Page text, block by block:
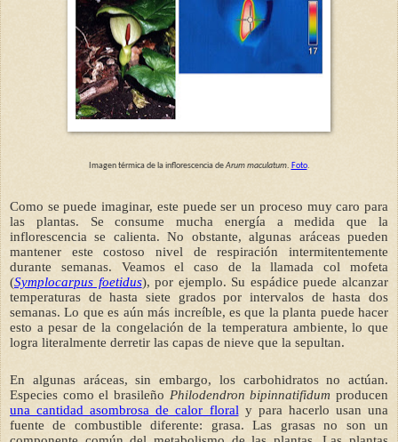
Imagen térmica de la inflorescencia deArum maculatum. Foto.
Como se puede imaginar, este puede ser un proceso muy caro para
las plantas. Se consume mucha energía a medida que la
inflorescencia se calienta. No obstante, algunas aráceas pueden
mantener este costoso nivel de respiración intermitentemente
durante semanas. Veamos el caso de la llamada col mofeta
(Symplocarpus foetidus), por ejemplo. Su espádice puede alcanzar
temperaturas de hasta siete grados por intervalos de hasta dos
semanas. Lo que es aún más increíble, es que la planta puede hacer
esto a pesar de la congelación de la temperatura ambiente, lo que
logra literalmente derretir las capas de nieve que la sepultan.
En algunas aráceas, sin embargo, los carbohidratos no actúan.
Especies como el brasileño Philodendron bipinnatifidum producen
una cantidad asombrosa de calor floraly para hacerlo usan una
fuente de combustible diferente: grasa. Las grasas no son un